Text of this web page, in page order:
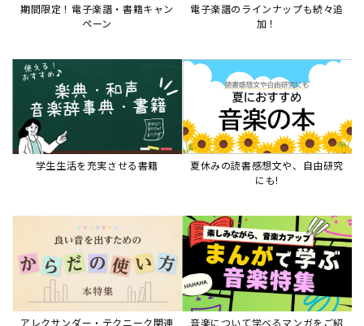
期間限定！電子楽譜・書籍キャン
ペーン
電子楽譜のラインナップも続々追
加！
学生生活を充実させる書籍
夏休みの読書感想文や、自由研究
にも!
アレクサンダー・テクニーク関連
音楽について学べるマンガをご紹